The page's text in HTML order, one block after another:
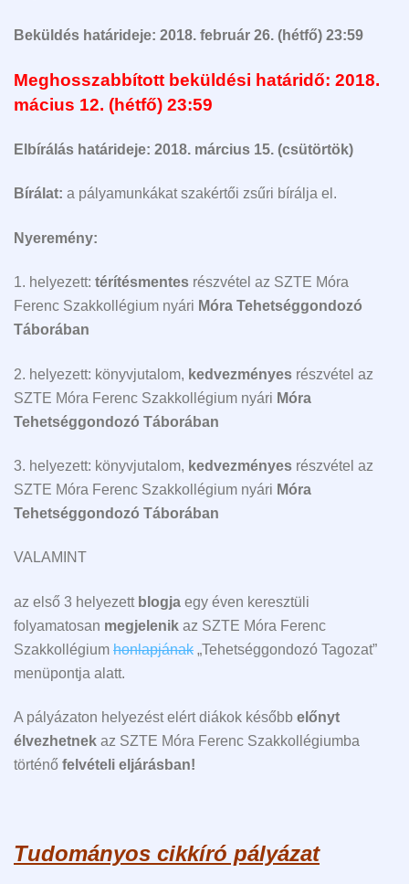
Beküldés határideje: 2018. február 26. (hétfő) 23:59
Meghosszabbított beküldési határidő: 2018.
mácius 12. (hétfő) 23:59
Elbírálás határideje: 2018. március 15. (csütörtök)
Bírálat: a pályamunkákat szakértői zsűri bírálja el.
Nyeremény:
1. helyezett: térítésmentes részvétel az SZTE Móra
Ferenc Szakkollégium nyári Móra Tehetséggondozó
Táborában
2. helyezett: könyvjutalom, kedvezményes részvétel az
SZTE Móra Ferenc Szakkollégium nyári Móra
Tehetséggondozó Táborában
3. helyezett: könyvjutalom, kedvezményes részvétel az
SZTE Móra Ferenc Szakkollégium nyári Móra
Tehetséggondozó Táborában
VALAMINT
az első 3 helyezett blogja egy éven keresztüli
folyamatosan megjelenik az SZTE Móra Ferenc
Szakkollégium honlapjának „Tehetséggondozó Tagozat”
menüpontja alatt.
A pályázaton helyezést elért diákok később előnyt
élvezhetnek az SZTE Móra Ferenc Szakkollégiumba
történő felvételi eljárásban!
Tudományos cikkíró pályázat